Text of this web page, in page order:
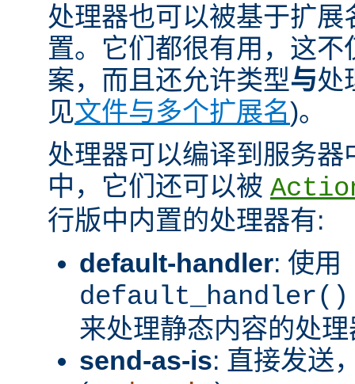
处理器也可以被基于扩
置。它们都很有用，这
案，而且还允许类型与处
见文件与多个扩展名)。
处理器可以编译到服务
中，它们还可以被
行版中内置的处理器有:
default-handler: 使用
default_handler()
来处理静态内容的处
send-as-is: 直接发送